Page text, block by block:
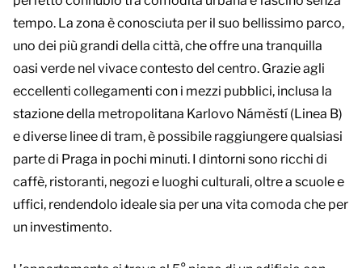
tempo. La zona è conosciuta per il suo bellissimo parco,
uno dei più grandi della città, che offre una tranquilla
oasi verde nel vivace contesto del centro. Grazie agli
eccellenti collegamenti con i mezzi pubblici, inclusa la
stazione della metropolitana Karlovo Náměstí (Linea B)
e diverse linee di tram, è possibile raggiungere qualsiasi
parte di Praga in pochi minuti. I dintorni sono ricchi di
caffè, ristoranti, negozi e luoghi culturali, oltre a scuole e
uffici, rendendolo ideale sia per una vita comoda che per
un investimento.